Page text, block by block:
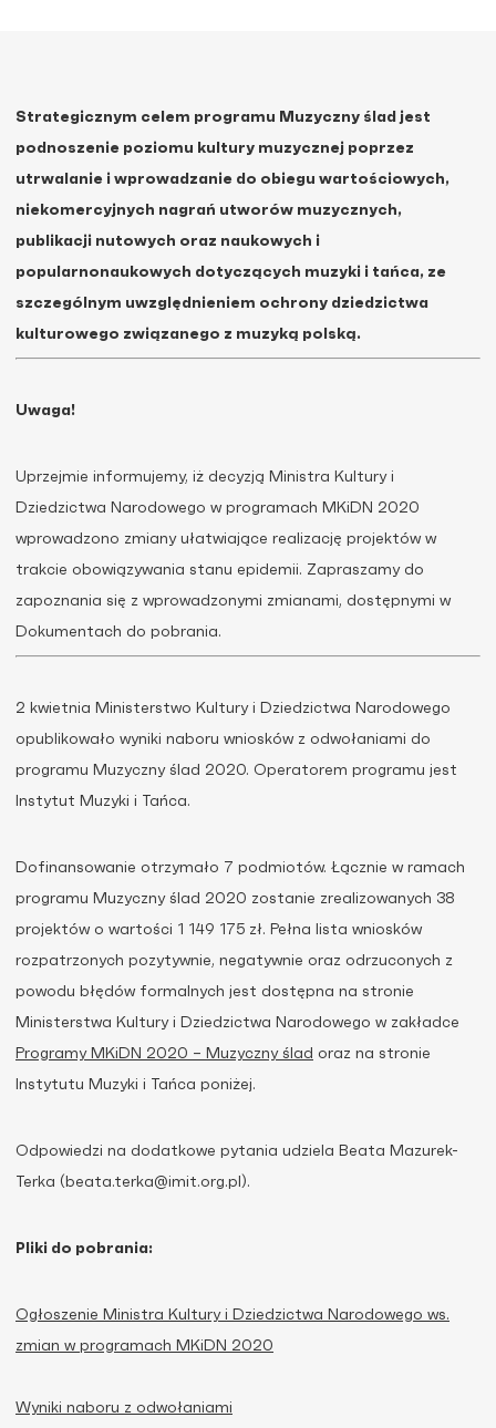
Strategicznym celem programu Muzyczny ślad jest
podnoszenie poziomu kultury muzycznej poprzez
utrwalanie i wprowadzanie do obiegu wartościowych,
niekomercyjnych nagrań utworów muzycznych,
publikacji nutowych oraz naukowych i
popularnonaukowych dotyczących muzyki i tańca, ze
szczególnym uwzględnieniem ochrony dziedzictwa
kulturowego związanego z muzyką polską.
Uwaga!
Uprzejmie informujemy, iż decyzją Ministra Kultury i
Dziedzictwa Narodowego w programach MKiDN 2020
wprowadzono zmiany ułatwiające realizację projektów w
trakcie obowiązywania stanu epidemii. Zapraszamy do
zapoznania się z wprowadzonymi zmianami, dostępnymi w
Dokumentach do pobrania.
2 kwietnia Ministerstwo Kultury i Dziedzictwa Narodowego
opublikowało wyniki naboru wniosków z odwołaniami do
programu Muzyczny ślad 2020. Operatorem programu jest
Instytut Muzyki i Tańca.
Dofinansowanie otrzymało 7 podmiotów. Łącznie w ramach
programu Muzyczny ślad 2020 zostanie zrealizowanych 38
projektów o wartości 1 149 175 zł. Pełna lista wniosków
rozpatrzonych pozytywnie, negatywnie oraz odrzuconych z
powodu błędów formalnych jest dostępna na stronie
Ministerstwa Kultury i Dziedzictwa Narodowego w zakładce
Programy MKiDN 2020 – Muzyczny ślad oraz na stronie
Instytutu Muzyki i Tańca poniżej.
Odpowiedzi na dodatkowe pytania udziela Beata Mazurek-
Terka (beata.terka@imit.org.pl).
Pliki do pobrania:
Ogłoszenie Ministra Kultury i Dziedzictwa Narodowego ws.
zmian w programach MKiDN 2020
Wyniki naboru z odwołaniami